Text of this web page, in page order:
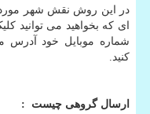
در این روش نقش شهر مورد
ای که بخواهید می توانید
شماره موبایل خود آدرس
کنید.
ارسال گروهی چیست :